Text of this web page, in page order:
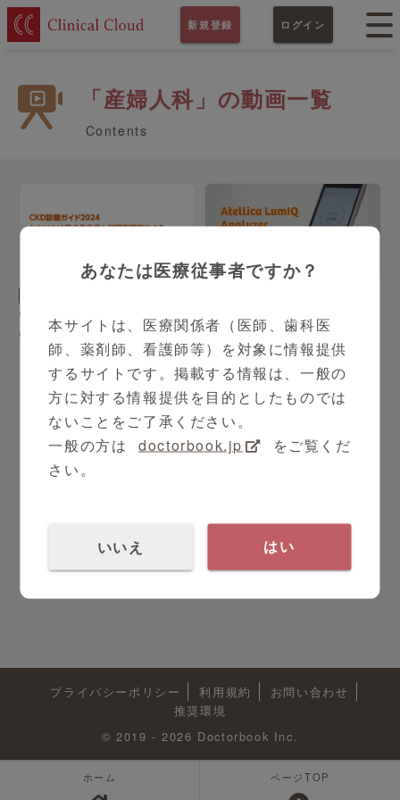
新規登録 ログイン
「産婦人科」の動画一覧
Contents
11:21
CKD早期発見・診療のため
の連携体制について
動画
プライバシーポリシー 利用規約
お問い合わせ
推奨環境
© 2019 - 2026 Doctorbook Inc.
ホーム ページTOP
あなたは医療従事者ですか？
本サイトは、医療関係者（医師、歯科医
師、薬剤師、看護師等）を対象に情報提供
するサイトです。掲載する情報は、一般の
方に対する情報提供を目的としたものでは
ないことをご了承ください。
一般の方は
doctorbook.jp
をご覧くだ
さい。
いいえ はい